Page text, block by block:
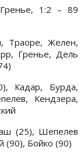
1:2 – 89
Траоре, Желен,
Гренье, Дель
Кадар, Бурда,
Кендзера,
(25), Шепелев
(90), Бойко (90)